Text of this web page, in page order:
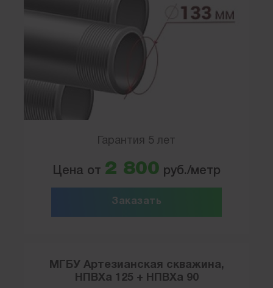
Гарантия 5 лет
Цена от 2 800 руб./метр
Заказать
МГБУ Артезианская скважина,
НПВХа 125 + НПВХа 90